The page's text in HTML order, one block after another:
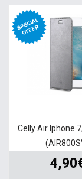
Celly Air Iphone